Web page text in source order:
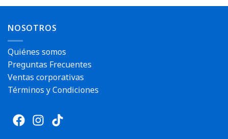
NOSOTROS
Quiénes somos
Preguntas Frecuentes
Ventas corporativas
Términos y Condiciones